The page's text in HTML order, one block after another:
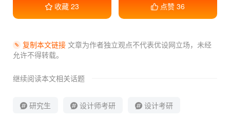
收藏 23 点赞 36
复制本文链接文章为作者独立观点不代表优设网立场， 未经
允许不得转载。
继续阅读本文相关话题
研究生 设计师考研 设计考研